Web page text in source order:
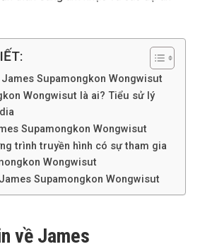
Supamongkon Wongwisut
Wongwisut là ai? Tiểu sử lý
Supamongkon Wongwisut
trình truyền hình có sự tham gia
Wongwisut
Supamongkon Wongwisut
về James